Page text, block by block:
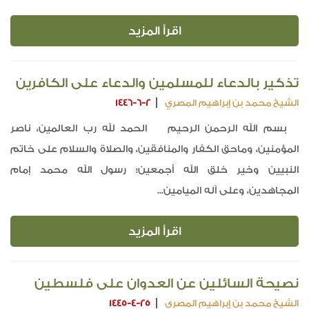
اقرأ المزيد
تذكير بالدعاء للمسلمين والدعاء على الكافرين
الشيخ محمد بن إبراهيم المصري 1446-6-2
بسم الله الرحمن الرحيم الحمد لله رب العالمين، ناصر
المؤمنين، وماحق الكفار والمنافقين، والصلاة والسلام على خاتم
النبيين وخير خلق الله أجمعين؛ رسول الله محمد إمام
المجاهدين، وعلى آله الميامين...
اقرأ المزيد
نصيحة السائلين عن العدوان على فلسطين
الشيخ محمد بن إبراهيم المصري 1445-4-25